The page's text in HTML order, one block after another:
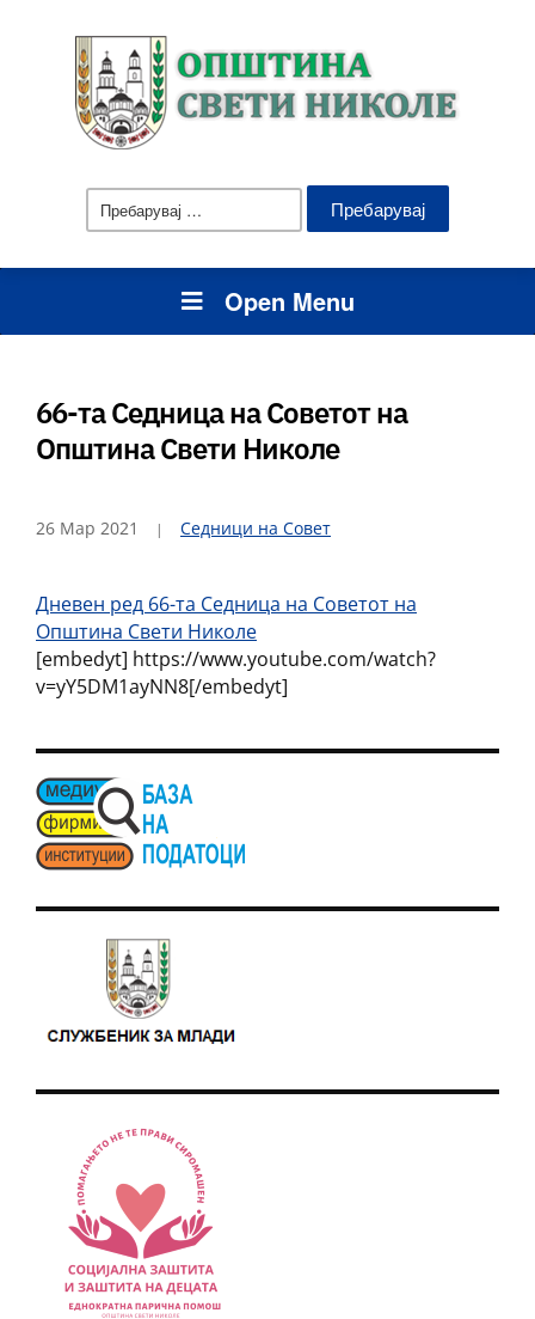
Пребарувај
за:
Open Menu
66-та Седница на Советот на
Општина Свети Николе
26 Мар 2021 Седници на Совет
Дневен ред 66-та Седница на Советот на
Општина Свети Николе
[embedyt] https://www.youtube.com/watch?
v=yY5DM1ayNN8[/embedyt]